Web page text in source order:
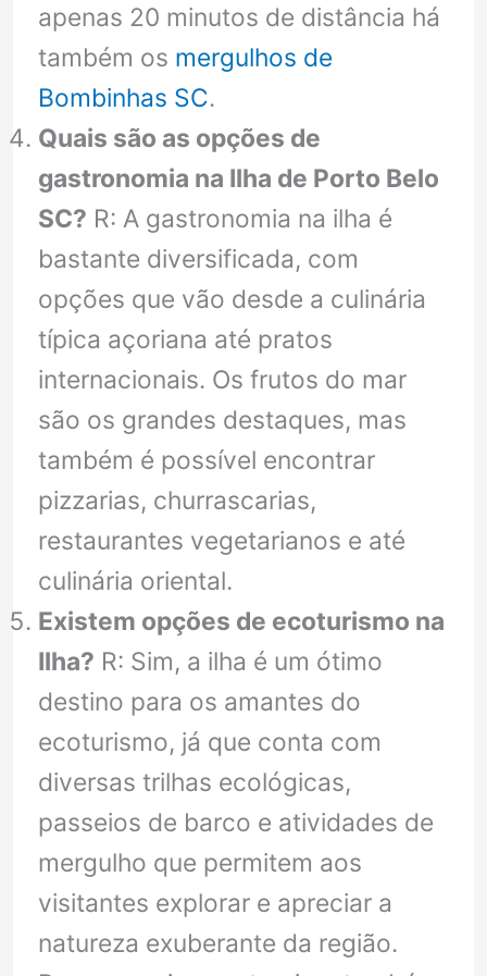
apenas 20 minutos de distância há
também os mergulhos de
Bombinhas SC.
Quais são as opções de
gastronomia na Ilha de Porto Belo
SC? R: A gastronomia na ilha é
bastante diversificada, com
opções que vão desde a culinária
típica açoriana até pratos
internacionais. Os frutos do mar
são os grandes destaques, mas
também é possível encontrar
pizzarias, churrascarias,
restaurantes vegetarianos e até
culinária oriental.
Existem opções de ecoturismo na
Ilha? R: Sim, a ilha é um ótimo
destino para os amantes do
ecoturismo, já que conta com
diversas trilhas ecológicas,
passeios de barco e atividades de
mergulho que permitem aos
visitantes explorar e apreciar a
natureza exuberante da região.